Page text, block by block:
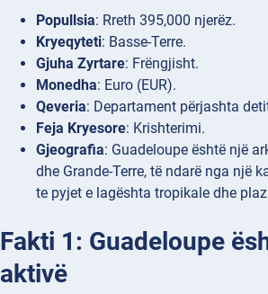
Popullsia: Rreth 395,000 njerëz.
Kryeqyteti: Basse-Terre.
Gjuha Zyrtare: Frëngjisht.
Monedha: Euro (EUR).
Qeveria: Departament përjashta
Feja Kryesore: Krishterimi.
Gjeografia: Guadeloupe është një
dhe Grande-Terre, të ndarë nga një
te pyjet e lagështa tropikale dhe
Fakti 1: Guadeloupe
aktivë